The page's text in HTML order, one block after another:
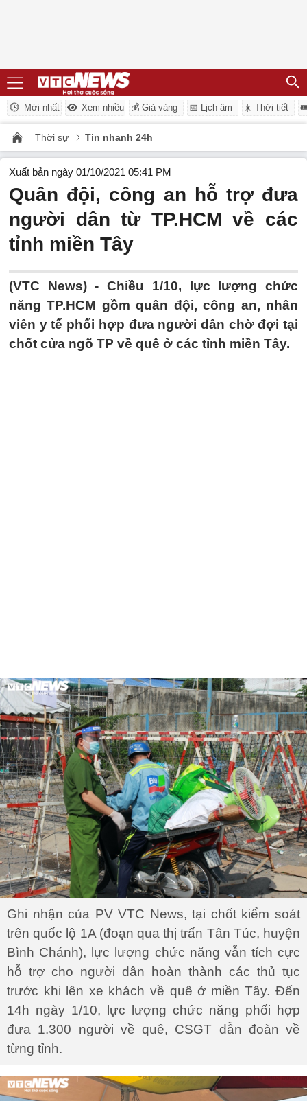
Mới nhất Xem nhiều 💰 Giá vàng 📅 Lịch âm ☀️ Thời tiết
Thời sự Tin nhanh 24h
Xuất bản ngày 01/10/2021 05:41 PM
Quân đội, công an hỗ trợ đưa
người dân từ TP.HCM về các
tỉnh miền Tây
(VTC News) -Chiều 1/10, lực lượng chức
năng TP.HCM gồm quân đội, công an, nhân
viên y tế phối hợp đưa người dân chờ đợi tại
chốt cửa ngõ TP về quê ở các tỉnh miền Tây.
Ghi nhận của PV VTC News, tại chốt kiểm soát
trên quốc lộ 1A (đoạn qua thị trấn Tân Túc, huyện
Bình Chánh), lực lượng chức năng vẫn tích cực
hỗ trợ cho người dân hoàn thành các thủ tục
trước khi lên xe khách về quê ở miền Tây. Đến
14h ngày 1/10, lực lượng chức năng phối hợp
đưa 1.300 người về quê, CSGT dẫn đoàn về
từng tỉnh.